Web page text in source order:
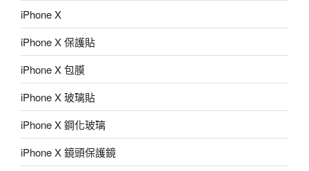
iPhone X
iPhone X 保護貼
iPhone X 包膜
iPhone X 玻璃貼
iPhone X 鋼化玻璃
iPhone X 鏡頭保護鏡